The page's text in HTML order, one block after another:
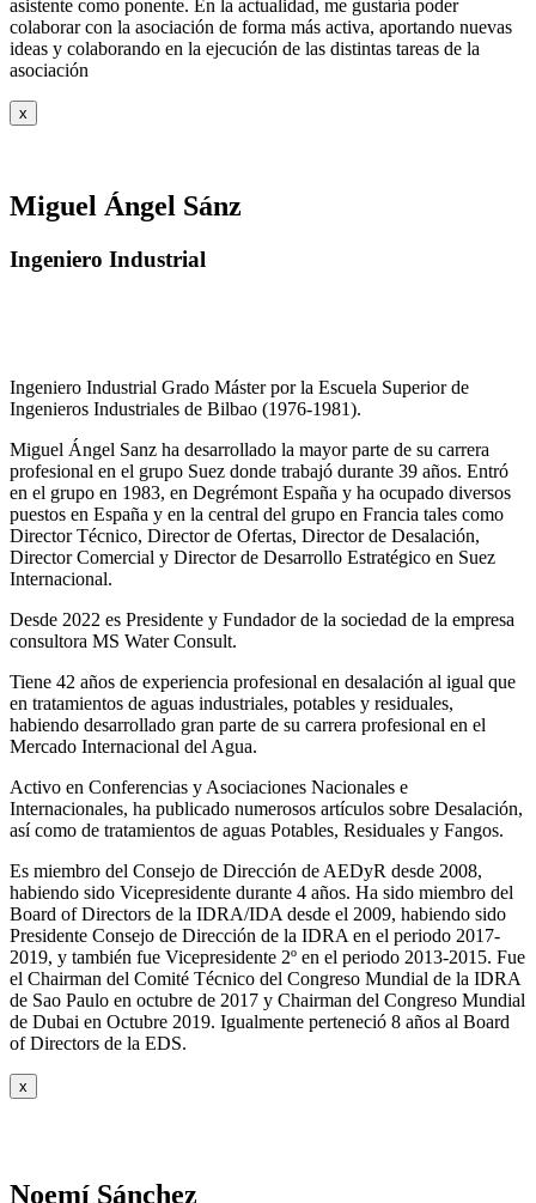
asistente como ponente. En la actualidad, me gustaría poder
colaborar con la asociación de forma más activa, aportando nuevas
ideas y colaborando en la ejecución de las distintas tareas de la
asociación
x
Miguel Ángel Sánz
Ingeniero Industrial
Ingeniero Industrial Grado Máster por la Escuela Superior de
Ingenieros Industriales de Bilbao (1976-1981).
Miguel Ángel Sanz ha desarrollado la mayor parte de su carrera
profesional en el grupo Suez donde trabajó durante 39 años. Entró
en el grupo en 1983, en Degrémont España y ha ocupado diversos
puestos en España y en la central del grupo en Francia tales como
Director Técnico, Director de Ofertas, Director de Desalación,
Director Comercial y Director de Desarrollo Estratégico en Suez
Internacional.
Desde 2022 es Presidente y Fundador de la sociedad de la empresa
consultora MS Water Consult.
Tiene 42 años de experiencia profesional en desalación al igual que
en tratamientos de aguas industriales, potables y residuales,
habiendo desarrollado gran parte de su carrera profesional en el
Mercado Internacional del Agua.
Activo en Conferencias y Asociaciones Nacionales e
Internacionales, ha publicado numerosos artículos sobre Desalación,
así como de tratamientos de aguas Potables, Residuales y Fangos.
Es miembro del Consejo de Dirección de AEDyR desde 2008,
habiendo sido Vicepresidente durante 4 años. Ha sido miembro del
Board of Directors de la IDRA/IDA desde el 2009, habiendo sido
Presidente Consejo de Dirección de la IDRA en el periodo 2017-
2019, y también fue Vicepresidente 2º en el periodo 2013-2015. Fue
el Chairman del Comité Técnico del Congreso Mundial de la IDRA
de Sao Paulo en octubre de 2017 y Chairman del Congreso Mundial
de Dubai en Octubre 2019. Igualmente perteneció 8 años al Board
of Directors de la EDS.
x
Noemí Sánchez